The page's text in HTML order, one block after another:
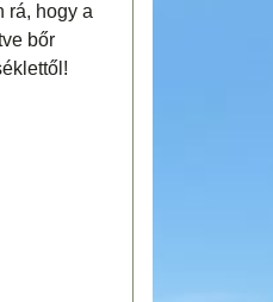
rá, hogy a
bőr